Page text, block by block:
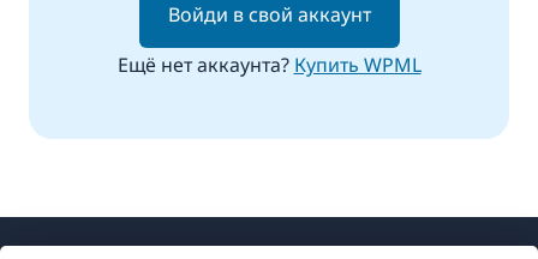
Войди в свой аккаунт
Ещё нет аккаунта? Купить WPML